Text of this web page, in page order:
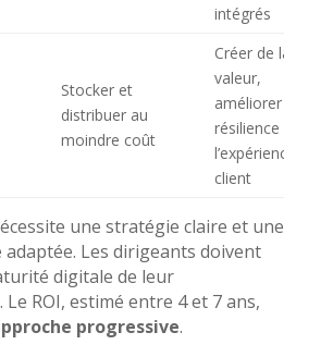
intégrés
Stocker et
distribuer au
moindre coût
Créer de la
valeur,
améliorer la
résilience et
l’expérience
client
une stratégie claire et une
adaptée. Les dirigeants doivent
digitale de leur
ROI, estimé entre 4 et 7 ans,
progressive.